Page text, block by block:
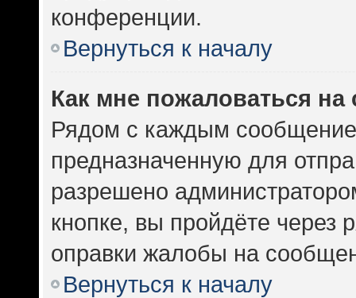
конференции.
Вернуться к началу
Как мне пожаловаться
Рядом с каждым
предназначенную для
разрешено
кнопке, вы пройдёте
оправки жалобы на
Вернуться к началу